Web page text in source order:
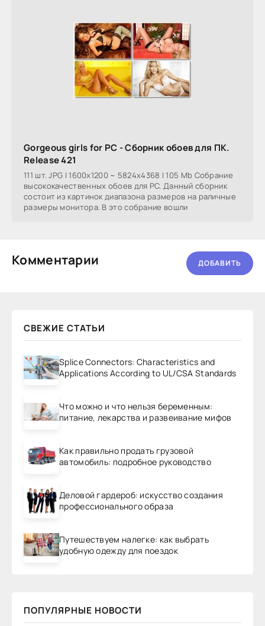
Gorgeous girls for PC - Сборник обоев для ПК.
Release 421
111 шт. JPG | 1600x1200 ~ 5824x4368 | 105 Mb Собрание
высококачественных обоев для PC. Данный сборник
состоит из картинок диапазона размеров на раличные
размеры монитора. В это собрание вошли
Комментарии ДОБАВИТЬ
СВЕЖИЕ СТАТЬИ
Splice Connectors: Characteristics and
Applications According to UL/CSA Standards
Что можно и что нельзя беременным:
питание, лекарства и развеивание мифов
Как правильно продать грузовой
автомобиль: подробное руководство
Деловой гардероб: искусство создания
профессионального образа
Путешествуем налегке: как выбрать
удобную одежду для поездок
ПОПУЛЯРНЫЕ НОВОСТИ